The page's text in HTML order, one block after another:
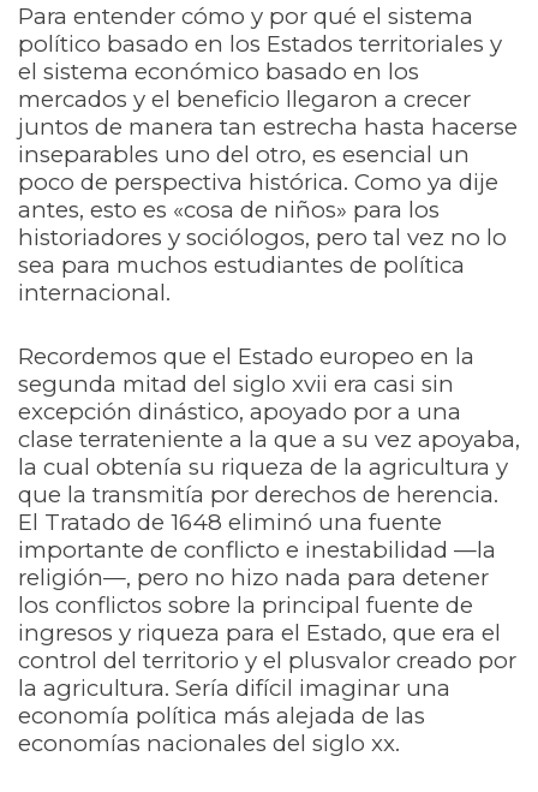
Para entender cómo y por qué el sistema
político basado en los Estados territoriales y
el sistema económico basado en los
mercados y el beneficio llegaron a crecer
juntos de manera tan estrecha hasta hacerse
inseparables uno del otro, es esencial un
poco de perspectiva histórica. Como ya dije
antes, esto es «cosa de niños» para los
historiadores y sociólogos, pero tal vez no lo
sea para muchos estudiantes de política
internacional.
Recordemos que el Estado europeo en la
segunda mitad del siglo xvii era casi sin
excepción dinástico, apoyado por a una
clase terrateniente a la que a su vez apoyaba,
la cual obtenía su riqueza de la agricultura y
que la transmitía por derechos de herencia.
El Tratado de 1648 eliminó una fuente
importante de conflicto e inestabilidad —la
religión—, pero no hizo nada para detener
los conflictos sobre la principal fuente de
ingresos y riqueza para el Estado, que era el
control del territorio y el plusvalor creado por
la agricultura. Sería difícil imaginar una
economía política más alejada de las
economías nacionales del siglo xx.